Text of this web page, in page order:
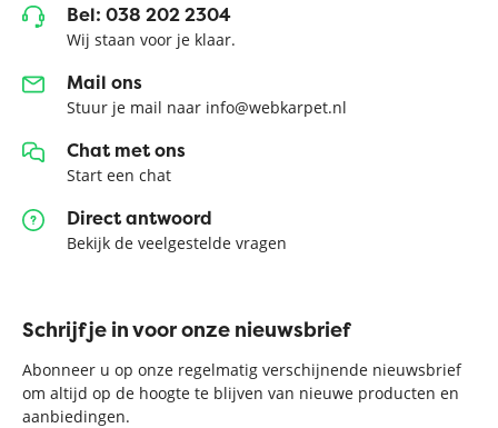
Bel: 038 202 2304
Wij staan voor je klaar.
Mail ons
Stuur je mail naar info@webkarpet.nl
Chat met ons
Start een chat
Direct antwoord
Bekijk de veelgestelde vragen
Schrijf je in voor onze nieuwsbrief
Abonneer u op onze regelmatig verschijnende nieuwsbrief
om altijd op de hoogte te blijven van nieuwe producten en
aanbiedingen.